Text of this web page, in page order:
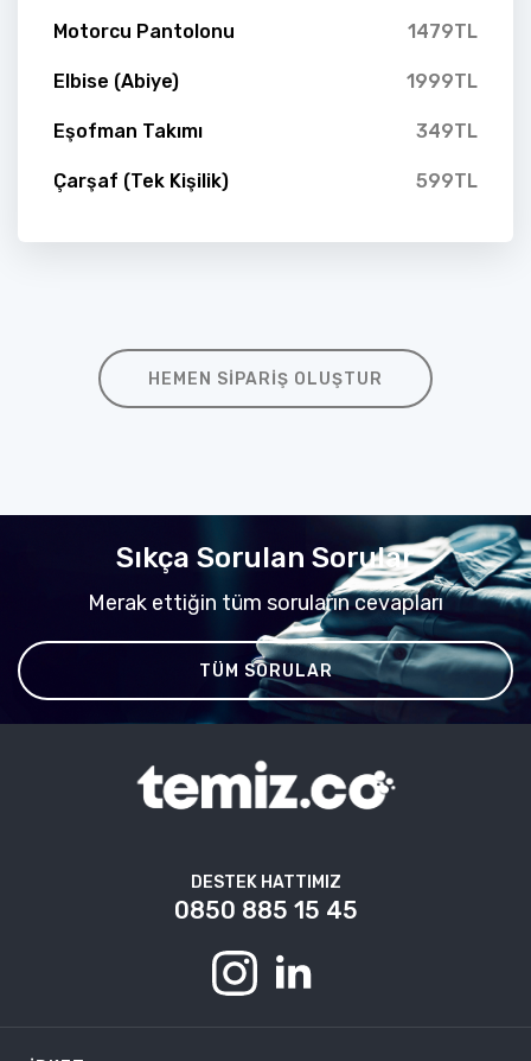
Motorcu Pantolonu 1479TL
Elbise (Abiye) 1999TL
Eşofman Takımı 349TL
Çarşaf (Tek Kişilik) 599TL
HEMEN SIPARIŞ OLUŞTUR
Sıkça Sorulan Sorular
Merak ettiğin tüm soruların cevapları
TÜM SORULAR
DESTEK HATTIMIZ
0850 885 15 45